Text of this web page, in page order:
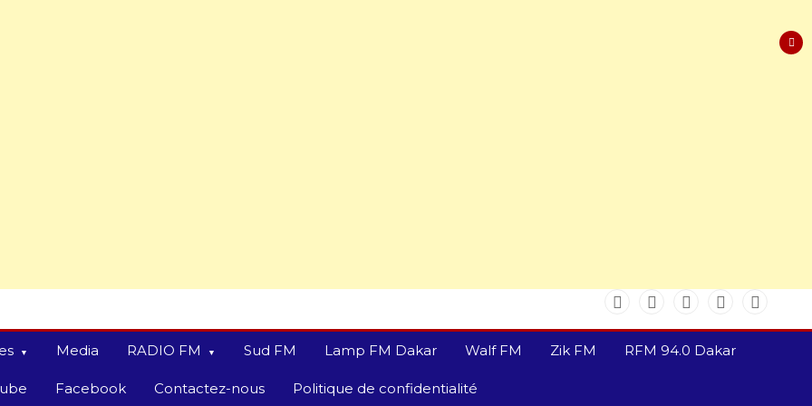
Media RADIO FM Sud FM Lamp FM Dakar Walf FM Zik FM RFM 94.0 Dakar
Facebook Contactez-nous Politique de confidentialité